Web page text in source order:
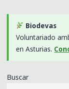
Biodevas
Voluntariado
en Asturias.
Buscar